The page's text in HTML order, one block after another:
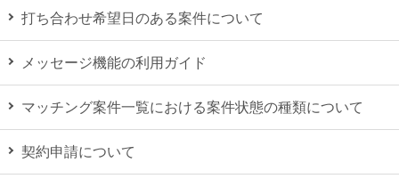
打ち合わせ希望日のある案件について
メッセージ機能の利用ガイド
マッチング案件一覧における案件状態の種類について
契約申請について